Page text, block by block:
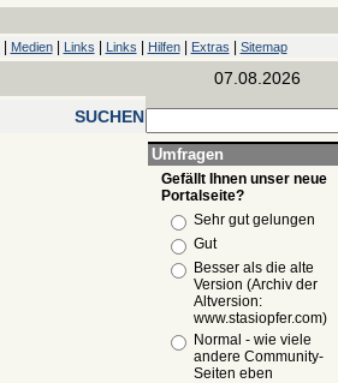
Medien| Links Links Hilfen| Extras Sitemap
07.08.2026
SUCHEN
Umfragen
Gefällt Ihnen unser neue
Portalseite?
Sehr gut gelungen
Gut
Besser als die alte
Version (Archiv der
Altversion:
www.stasiopfer.com)
Normal - wie viele
andere Community-
Seiten eben